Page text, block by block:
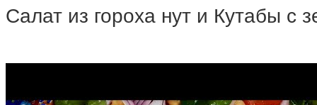
Салат из гороха нут и Кутабы с